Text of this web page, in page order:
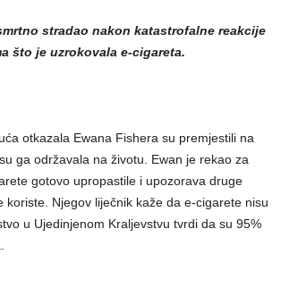
stradao nakon katastrofalne reakcije
što je uzrokovala e-cigareta.
otkazala Ewana Fishera su premjestili na
ga održavala na životu. Ewan je rekao za
gotovo upropastile i upozorava druge
koriste. Njegov liječnik kaže da e-cigarete nisu
u Ujedinjenom Kraljevstvu tvrdi da su 95%